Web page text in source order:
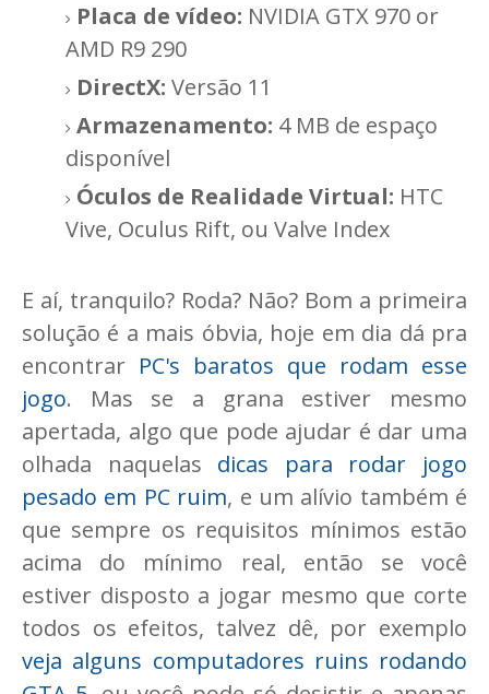
Placa de vídeo: NVIDIA GTX 970 or
AMD R9 290
DirectX: Versão 11
Armazenamento: 4 MB de espaço
disponível
Óculos de Realidade Virtual: HTC
Vive, Oculus Rift, ou Valve Index
E aí, tranquilo? Roda? Não? Bom a primeira
solução é a mais óbvia, hoje em dia dá pra
encontrar PC's baratos que rodam esse
jogo. Mas se a grana estiver mesmo
apertada, algo que pode ajudar é dar uma
olhada naquelas dicas para rodar jogo
pesado em PC ruim, e um alívio também é
que sempre os requisitos mínimos estão
acima do mínimo real, então se você
estiver disposto a jogar mesmo que corte
todos os efeitos, talvez dê, por exemplo
veja alguns computadores ruins rodando